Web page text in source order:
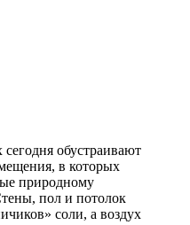
обустраивают
в которых
природному
пол и потолок
соли, а воздух